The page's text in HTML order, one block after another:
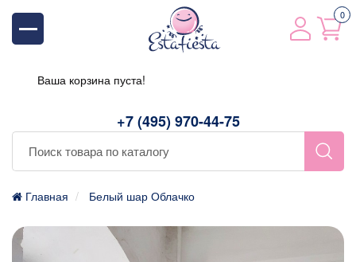
+7 (495) 970-44-75
0
Ваша корзина пуста!
Главная Белый шар Облачко